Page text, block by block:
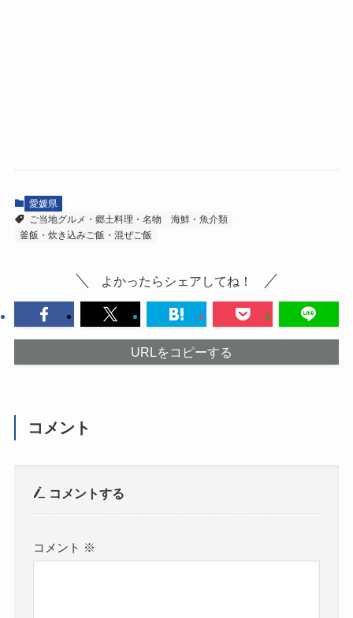
愛媛県
ご当地グルメ・郷土料理・名物
海鮮・魚介類
釜飯・炊き込みご飯・混ぜご飯
よかったらシェアしてね！
URLをコピーする
コメント
コメントする
コメント ※